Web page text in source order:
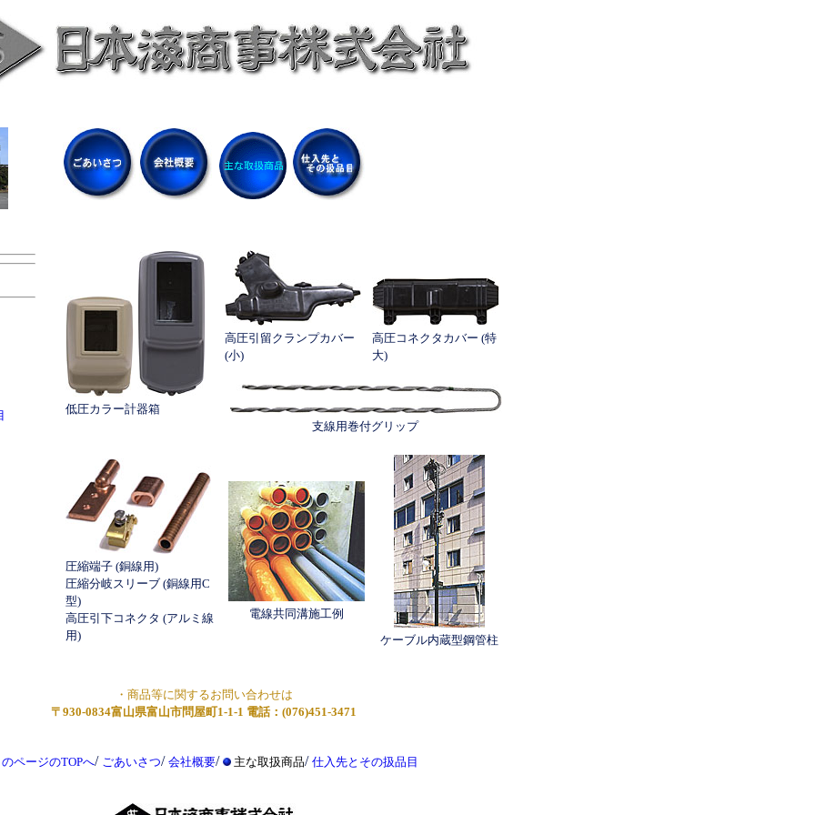
低圧カラー計器箱
高圧引留クランプカバー
(小)
高圧コネクタカバー (特
大)
支線用巻付グリップ
圧縮端子 (銅線用)
圧縮分岐スリーブ (銅線用C
型)
高圧引下コネクタ (アルミ線
用)
電線共同溝施工例
ケーブル内蔵型鋼管柱
・商品等に関するお問い合わせは
〒930-0834富山県富山市問屋町1-1-1 電話：(076)451-3471
のページのTOPへ/ ごあいさつ/ 会社概要/ 主な取扱商品/ 仕入先とその扱品目